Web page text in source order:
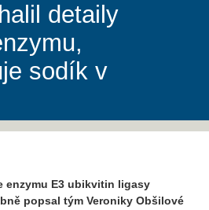
detaily
sodík v
enzymu E3 ubikvitin ligasy
popsal tým Veroniky Obšilové